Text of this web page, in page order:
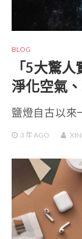
BLOG
「5大驚
淨化空氣
鹽燈自古以來
3 年 AGO